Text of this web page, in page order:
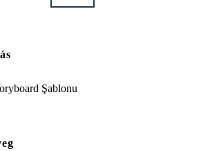
Şablonu